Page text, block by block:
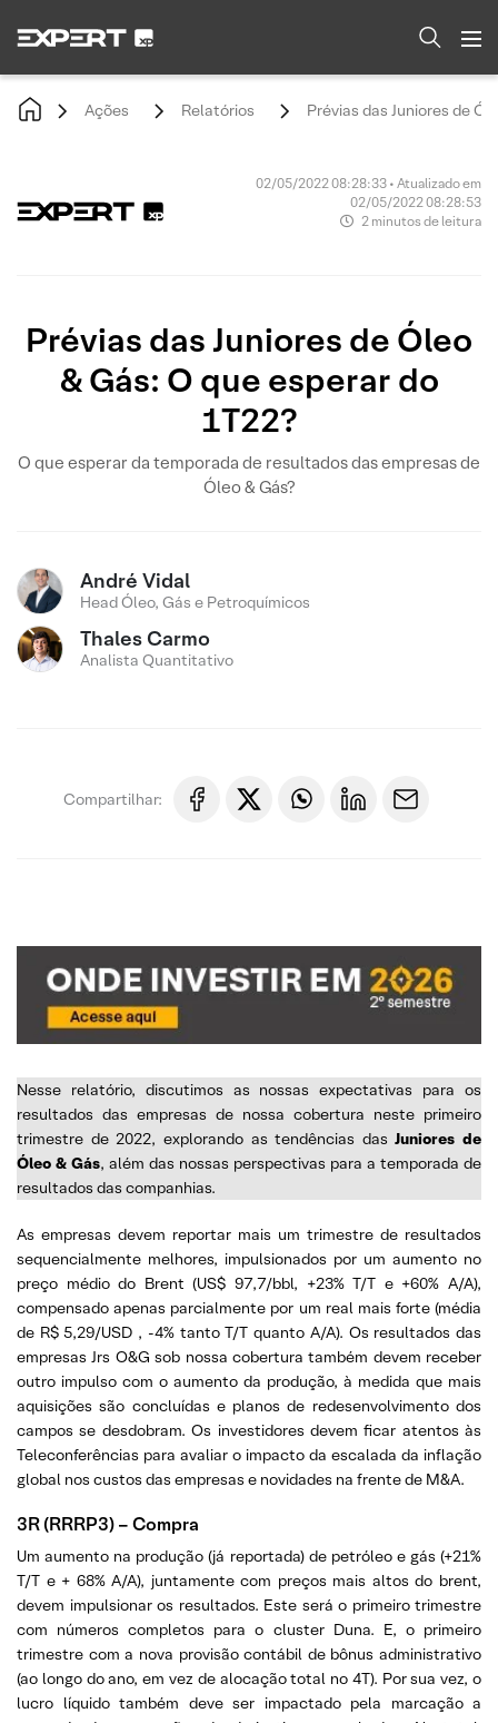
Ações Relatórios Prévias das Juniores de
02/05/2022 08:28:33 • Atualizado em
02/05/2022 08:28:53
2 minutos de leitura
Prévias das Juniores de Óleo
& Gás: O que esperar do
1T22?
O que esperar da temporada de resultados das empresas de
Óleo & Gás?
André Vidal
Head Óleo, Gás e Petroquímicos
Thales Carmo
Analista Quantitativo
Compartilhar:
Nesse relatório, discutimos as nossas expectativas para os
resultados das empresas de nossa cobertura neste primeiro
trimestre de 2022, explorando as tendências dasJuniores de
Óleo & Gás, além das nossas perspectivas para a temporada de
resultados das companhias.
As empresas devem reportar mais um trimestre de resultados
sequencialmente melhores, impulsionados por um aumento no
preço médio do Brent (US$ 97,7/bbl, +23% T/T e +60% A/A),
compensado apenas parcialmente por um real mais forte (média
de R$ 5,29/USD , -4% tanto T/T quanto A/A). Os resultados das
empresas Jrs O&G sob nossa cobertura também devem receber
outro impulso com o aumento da produção, à medida que mais
aquisições são concluídas e planos de redesenvolvimento dos
campos se desdobram. Os investidores devem ficar atentos às
Teleconferências para avaliar o impacto da escalada da inflação
global nos custos das empresas e novidades na frente de M&A.
3R (RRRP3) – Compra
Um aumento na produção (já reportada) de petróleo e gás (+21%
T/T e + 68% A/A), juntamente com preços mais altos do brent,
devem impulsionar os resultados. Este será o primeiro trimestre
com números completos para o cluster Duna. E, o primeiro
trimestre com a nova provisão contábil de bônus administrativo
(ao longo do ano, em vez de alocação total no 4T). Por sua vez, o
lucro líquido também deve ser impactado pela marcação a